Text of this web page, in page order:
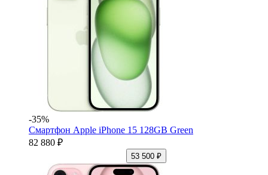
-35%
Смартфон Apple iPhone 15 128GB Green
82 880 ₽
53 500 ₽